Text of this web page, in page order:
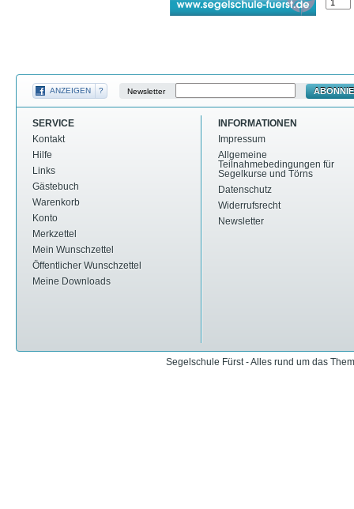
ANZEIGEN ? Newsletter
SERVICE
Kontakt
Hilfe
Links
Gästebuch
Warenkorb
Konto
Merkzettel
Mein Wunschzettel
Öffentlicher Wunschzettel
Meine Downloads
INFORMATIONEN
Impressum
Allgemeine
Teilnahmebedingungen für
Segelkurse und Törns
Datenschutz
Widerrufsrecht
Newsletter
Segelschule Fürst - Alles rund um das